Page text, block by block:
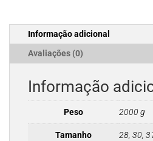
3
Informação adicional
Avaliações (0)
Informação
Peso 2000 g
Tamanho 28, 30,